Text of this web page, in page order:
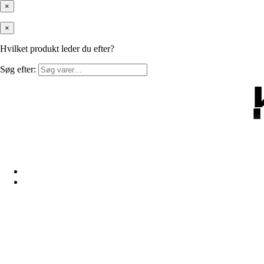
×
×
Hvilket produkt leder du efter?
Søg efter: